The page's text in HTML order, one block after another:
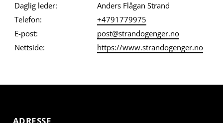
Daglig leder:
Anders Flågan Strand
Telefon:
+4791779975
E-post:
post@strandogenger.no
Nettside:
https://www.strandogenger.no